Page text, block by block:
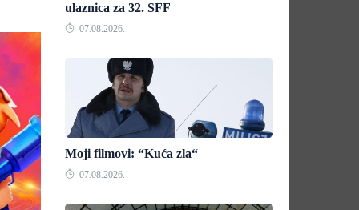
ulaznica za 32. SFF
07.08.2026.
Moji filmovi: “Kuća zla“
07.08.2026.